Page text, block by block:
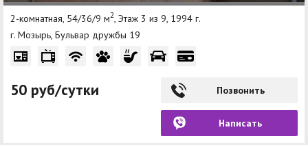
2-комнатная, 54/36/9 м2, Этаж 3 из 9, 1994 г.
г. Мозырь, Бульвар дружбы 19
50 руб/сутки Позвонить
Написать